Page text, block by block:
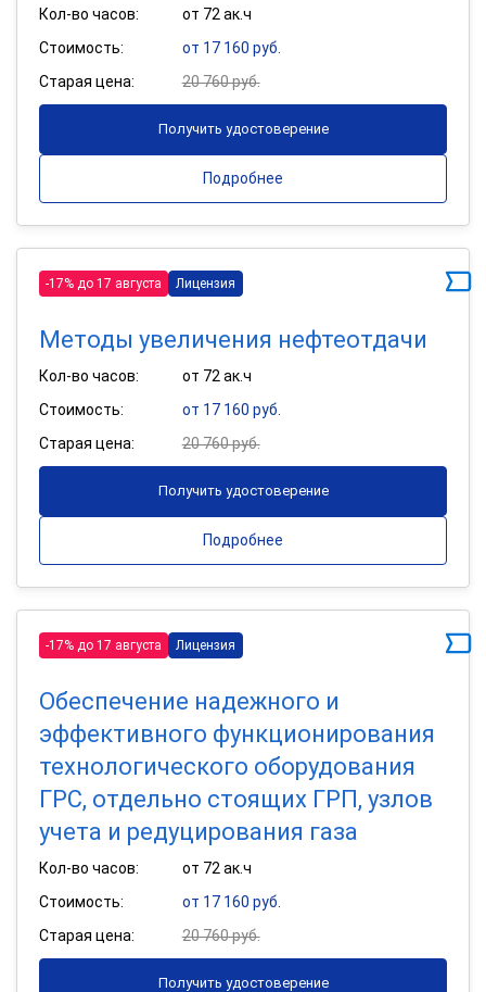
Кол-во часов:
от 72 ак.ч
Стоимость:
от 17 160 руб.
Старая цена:
20 760 руб.
Получить удостоверение
Подробнее
-17% до 17 августа Лицензия
Методы увеличения нефтеотдачи
Кол-во часов:
от 72 ак.ч
Стоимость:
от 17 160 руб.
Старая цена:
20 760 руб.
Получить удостоверение
Подробнее
-17% до 17 августа Лицензия
Обеспечение надежного и
эффективного функционирования
технологического оборудования
ГРС, отдельно стоящих ГРП, узлов
учета и редуцирования газа
Кол-во часов:
от 72 ак.ч
Стоимость:
от 17 160 руб.
Старая цена:
20 760 руб.
Получить удостоверение